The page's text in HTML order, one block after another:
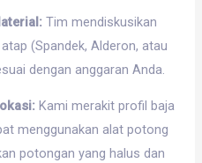
Tim mendiskusikan
(Spandek, Alderon, atau
dengan anggaran Anda.
Kami merakit profil baja
menggunakan alat potong
potongan yang halus dan